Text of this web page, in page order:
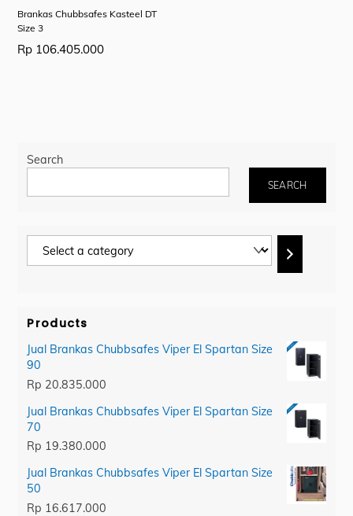
Brankas Chubbsafes Kasteel DT
Size 3
Rp 106.405.000
Search
SEARCH
Products
Jual Brankas Chubbsafes Viper El Spartan Size
90
Rp 20.835.000
Jual Brankas Chubbsafes Viper El Spartan Size
70
Rp 19.380.000
Jual Brankas Chubbsafes Viper El Spartan Size
50
Rp 16.617.000